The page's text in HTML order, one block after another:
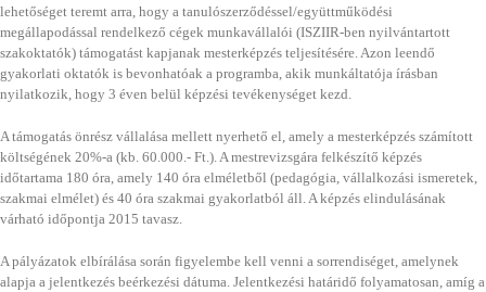
lehetőséget teremt arra, hogy a tanulószerződéssel/együttműködési
megállapodással rendelkező cégek munkavállalói (ISZIIR-ben nyilvántartott
szakoktatók) támogatást kapjanak mesterképzés teljesítésére. Azon leendő
gyakorlati oktatók is bevonhatóak a programba, akik munkáltatója írásban
nyilatkozik, hogy 3 éven belül képzési tevékenységet kezd.
A támogatás önrész vállalása mellett nyerhető el, amely a mesterképzés számított
költségének 20%-a (kb. 60.000.- Ft.). A mestrevizsgára felkészítő képzés
időtartama 180 óra, amely 140 óra elméletből (pedagógia, vállalkozási ismeretek,
szakmai elmélet) és 40 óra szakmai gyakorlatból áll. A képzés elindulásának
várható időpontja 2015 tavasz.
A pályázatok elbírálása során figyelembe kell venni a sorrendiséget, amelynek
alapja a jelentkezés beérkezési dátuma. Jelentkezési határidő folyamatosan, amíg a